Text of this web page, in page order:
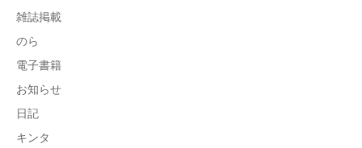
雑誌掲載
のら
電子書籍
お知らせ
日記
キンタ